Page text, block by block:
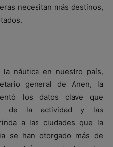
necesitan más destinos,
náutica en nuestro país,
general de Anen, la
los datos clave que
de la actividad y las
a las ciudades que la
se han otorgado más de